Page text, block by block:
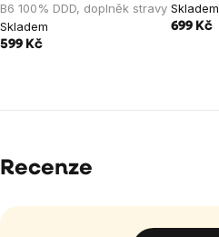
B6 100% DDD, doplněk stravy
Skladem
599 Kč
Skladem
699 Kč
Recenze